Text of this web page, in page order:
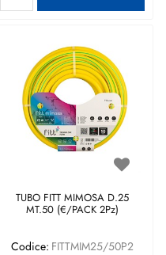
TUBO FITT MIMOSA D.25
MT.50 (€/PACK 2Pz)
Codice: FITTMIM25/50P2